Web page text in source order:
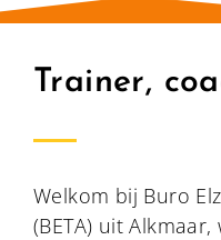
Trainer,
Welkom bij Buro
(BETA) uit